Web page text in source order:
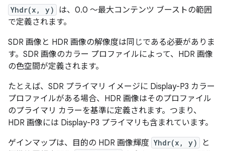
Yhdr(x, y)
は、0.0 ～最大コンテンツ ブーストの範囲
で定義されます。
SDR 画像と HDR 画像の解像度は同じである必要がありま
す。SDR 画像のカラー プロファイルによって、HDR 画像
の色空間が定義されます。
たとえば、SDR プライマリ イメージに Display-P3 カラー
プロファイルがある場合、HDR 画像はそのプロファイル
のプライマリ カラーを基準に定義されます。つまり、
HDR 画像には Display-P3 プライマリも含まれています。
ゲインマップは、目的の HDR 画像輝度 Yhdr(x, y)
と